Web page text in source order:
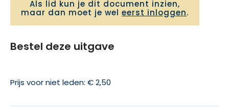
Als lid kun je dit document inzien,
maar dan moet je wel eerst inloggen.
Bestel deze uitgave
Prijs voor niet leden: € 2,50